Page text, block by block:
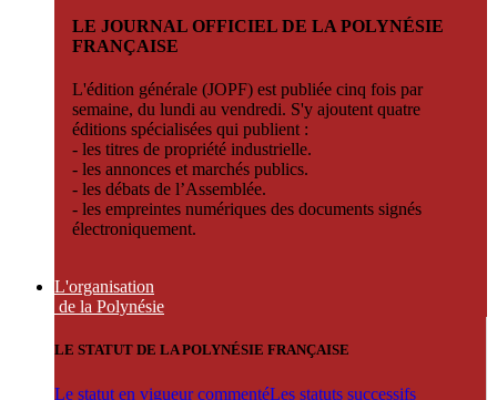
LE JOURNAL OFFICIEL DE LA POLYNÉSIE
FRANÇAISE
L'édition générale (JOPF) est publiée cinq fois par
semaine, du lundi au vendredi. S'y ajoutent quatre
éditions spécialisées qui publient :
- les titres de propriété industrielle.
- les annonces et marchés publics.
- les débats de l’Assemblée.
- les empreintes numériques des documents signés
électroniquement.
L'organisation
de la Polynésie
LE STATUT DE LA POLYNÉSIE FRANÇAISE
Le statut en vigueur commentéLes statuts successifs